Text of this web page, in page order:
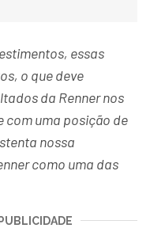
essas
o que deve
da Renner nos
uma posição de
nossa
como uma das